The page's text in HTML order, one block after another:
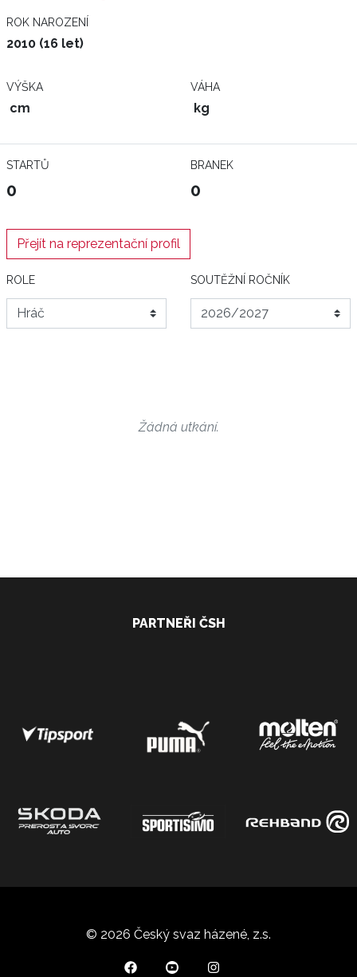
ROK NAROZENÍ
2010 (16 let)
VÝŠKA
cm
VÁHA
kg
STARTŮ
0
BRANEK
0
Přejít na reprezentační profil
ROLE SOUTĚŽNÍ ROČNÍK
Žádná utkání.
PARTNEŘI ČSH
© 2026 Český svaz házené, z.s.